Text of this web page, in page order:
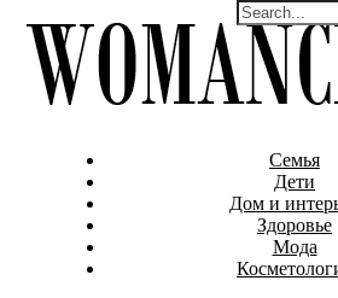
Семья
Дети
Дом и
Здоровье
Мода